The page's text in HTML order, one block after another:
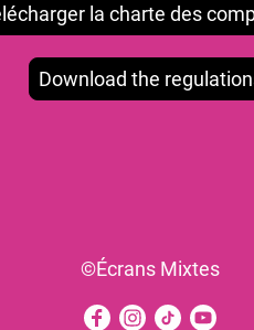
la charte des
Download the
©Écrans Mixtes